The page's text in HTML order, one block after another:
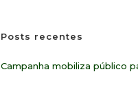
Posts recentes
Campanha mobiliza público